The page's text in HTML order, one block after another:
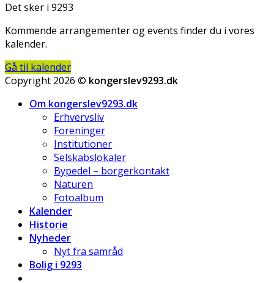
Det sker i 9293
Kommende arrangementer og events finder du i vores
kalender.
Gå til kalender
Copyright 2026 © kongerslev9293.dk
Om kongerslev9293.dk
Erhvervsliv
Foreninger
Institutioner
Selskabslokaler
Bypedel – borgerkontakt
Naturen
Fotoalbum
Kalender
Historie
Nyheder
Nyt fra samråd
Bolig i 9293